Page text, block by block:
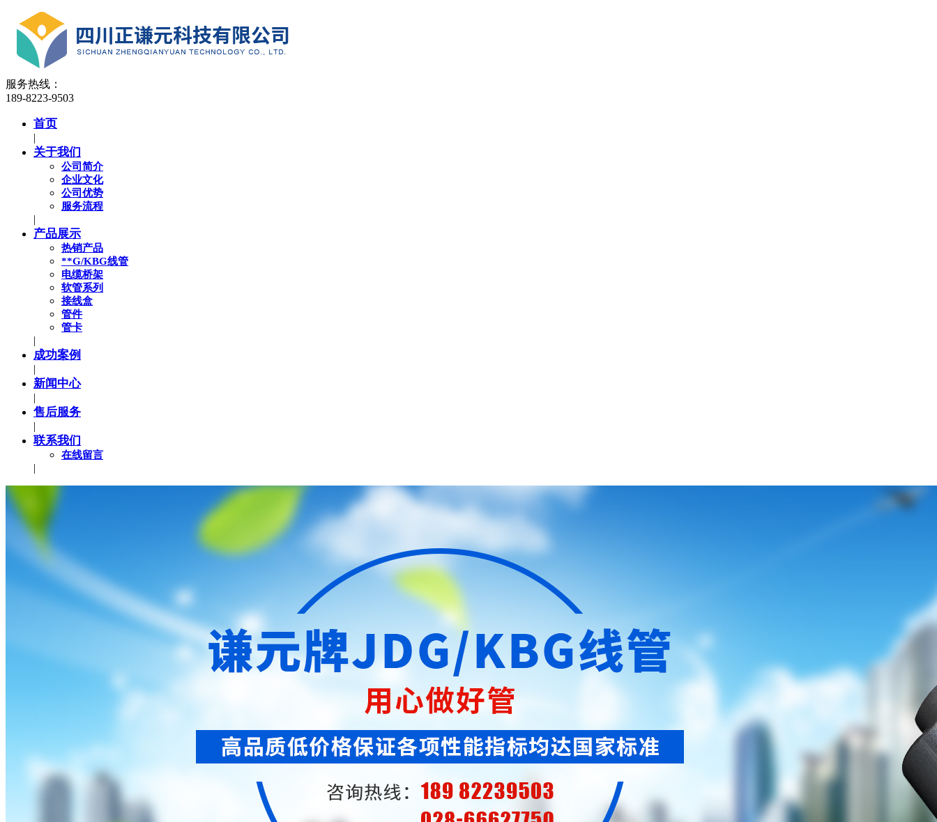
服务热线：
189-8223-9503
首页
|
关于我们
公司简介
企业文化
公司优势
服务流程
|
产品展示
热销产品
**G/KBG线管
电缆桥架
软管系列
接线盒
管件
管卡
|
成功案例
|
新闻中心
|
售后服务
|
联系我们
在线留言
|